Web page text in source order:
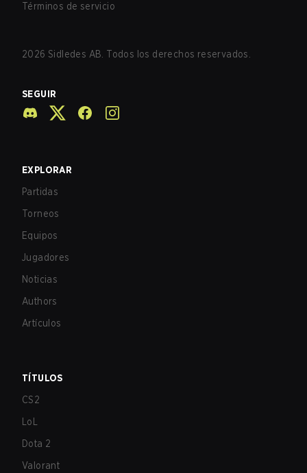
Términos de servicio
2026 Sidledes AB. Todos los derechos reservados.
SEGUIR
EXPLORAR
Partidas
Torneos
Equipos
Jugadores
Noticias
Authors
Artículos
TÍTULOS
CS2
LoL
Dota 2
Valorant